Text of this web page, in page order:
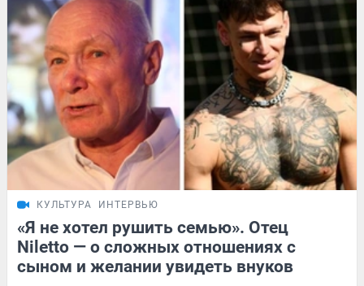
КУЛЬТУРА ИНТЕРВЬЮ
«Я не хотел рушить семью». Отец
Niletto — о сложных отношениях с
сыном и желании увидеть внуков